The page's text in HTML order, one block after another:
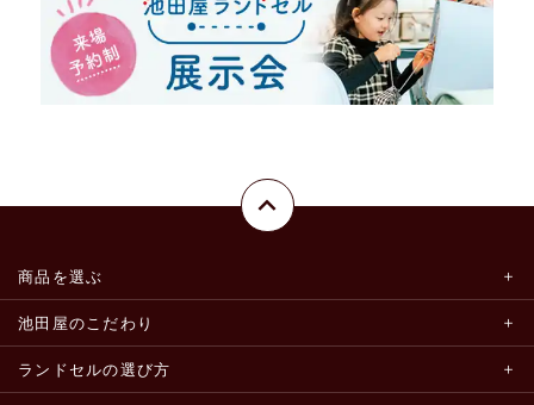
商品を選ぶ
池田屋のこだわり
ランドセルの選び方